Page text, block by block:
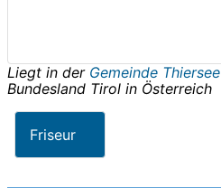
Liegt in der Gemeinde Thiersee
Bundesland Tirol in Österreich
Friseur